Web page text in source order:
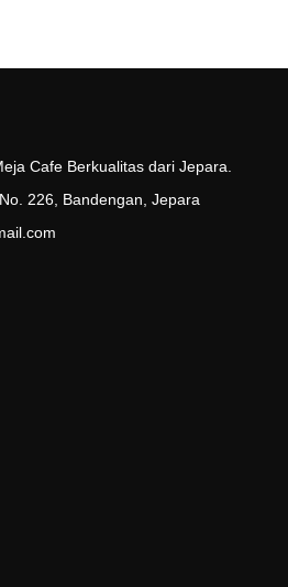
Cafe Berkualitas dari Jepara.
226, Bandengan, Jepara